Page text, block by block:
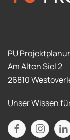
PU
Am Alten Siel 2
26810
Unser Wissen